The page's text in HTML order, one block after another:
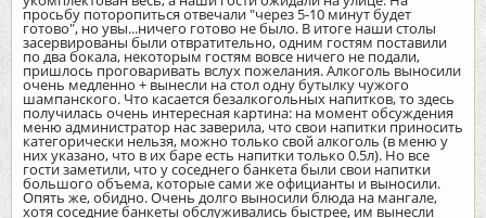
просьбу поторопиться отвечали "через 5-10 минут будет
готово", но увы...ничего готово не было. В итоге наши столы
засервированы были отвратительно, одним гостям поставили
по два бокала, некоторым гостям вовсе ничего не подали,
пришлось проговаривать вслух пожелания. Алкоголь выносили
очень медленно + вынесли на стол одну бутылку чужого
шампанского. Что касается безалкогольных напитков, то здесь
получилась очень интересная картина: на момент обсуждения
меню администратор нас заверила, что свои напитки приносить
категорически нельзя, можно только свой алкоголь (в меню у
них указано, что в их баре есть напитки только 0.5л). Но все
гости заметили, что у соседнего банкета были свои напитки
большого объема, которые сами же официанты и выносили.
Опять же, обидно. Очень долго выносили блюда на мангале,
хотя соседние банкеты обслуживались быстрее, им вынесли